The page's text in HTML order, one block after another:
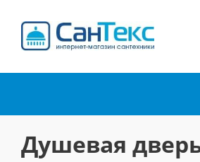
Душевая дверь